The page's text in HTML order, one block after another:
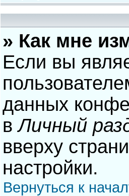
» Как мне
Если вы
данных
вЛичный
вверху
настройки.
Вернуться к